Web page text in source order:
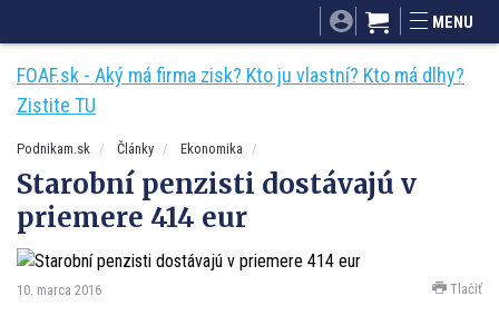
Mnamky-recepty.sk
MENU
FOAF.sk - Aký má firma zisk? Kto ju vlastní? Kto má dlhy?
Zistite TU
Podnikam.sk Články Ekonomika
Starobní penzisti dostávajú v
priemere 414 eur
10. marca 2016 Tlačiť